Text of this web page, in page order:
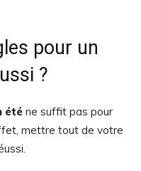
pour un
?
été ne suffit pas pour
mettre tout de votre